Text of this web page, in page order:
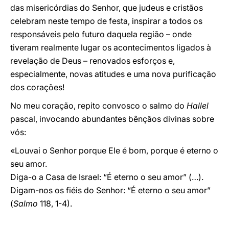
das misericórdias do Senhor, que judeus e cristãos
celebram neste tempo de festa, inspirar a todos os
responsáveis pelo futuro daquela região – onde
tiveram realmente lugar os acontecimentos ligados à
revelação de Deus – renovados esforços e,
especialmente, novas atitudes e uma nova purificação
dos corações!
No meu coração, repito convosco o salmo do Hallel
pascal, invocando abundantes bênçãos divinas sobre
vós:
«Louvai o Senhor porque Ele é bom, porque é eterno o
seu amor.
Diga-o a Casa de Israel: “É eterno o seu amor” (…).
Digam-nos os fiéis do Senhor: “É eterno o seu amor”
(Salmo 118, 1-4).